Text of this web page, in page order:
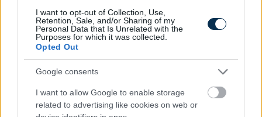
I want to opt-out of Collection, Use,
Retention, Sale, and/or Sharing of my
Personal Data that Is Unrelated with the
Purposes for which it was collected.
Opted Out
Google consents
I want to allow Google to enable storage
related to advertising like cookies on web or
Lehet hogy ezek is
tetszenének: